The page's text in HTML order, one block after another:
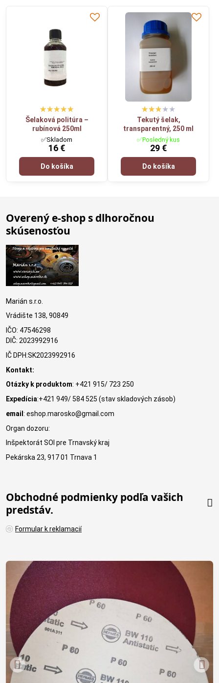
Šelaková politúra –
rubínová 250ml
✅Skladom
16 €
Do košíka
Tekutý šelak,
transparentný, 250 ml
✅Posledný kus
29 €
Do košíka
Overený e-shop s dlhoročnou
skúsenosťou
Marián s.r.o.
Vrádište 138, 90849
IČO: 47546298
DIČ: 2023992916
IČ DPH:SK2023992916
Kontakt:
Otázky k produktom: +421 915/ 723 250
Expedícia:+421 949/ 584 525 (stav skladových zásob)
email : eshop.marosko@gmail.com
Organ dozoru:
Inšpektorát SOI pre Trnavský kraj
Pekárska 23, 917 01 Trnava 1
Obchodné podmienky podľa vašich
predstáv.
Formular k reklamacií